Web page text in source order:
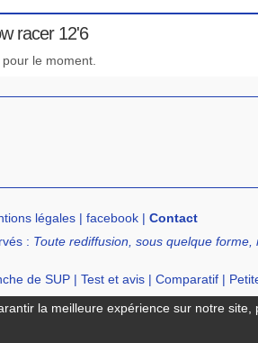
racer 12'6
le moment.
légales| facebook| Contact
: Toute rediffusion, sous quelque
de SUP| Test et avis| Comparatif|
acheter un SUP Points Location de SUP
la meilleure expérience sur notre